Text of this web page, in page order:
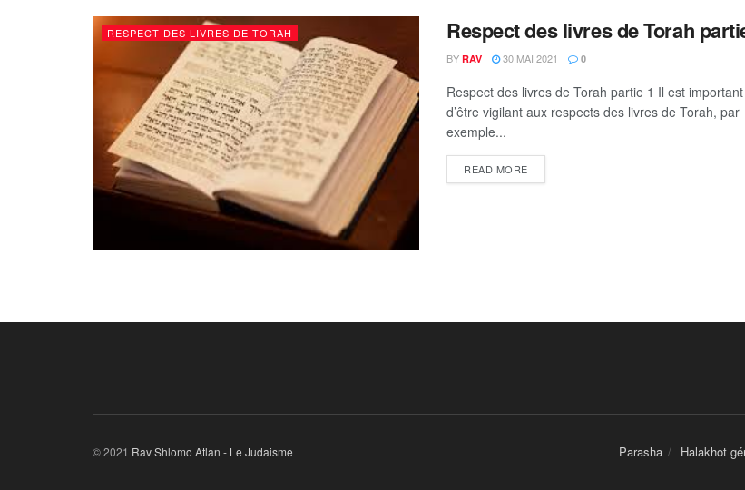
RESPECT DES LIVRES DE TORAH Respect des livres de Torah
BY RAV 30 MAI 2021 0
Respect des livres de Torah partie 1 Il est important
d’être vigilant aux respects des livres de Torah, par
exemple...
READ MOREDETAILS
Parasha Halakhot
© 2021 Rav Shlomo Atlan - Le Judaisme